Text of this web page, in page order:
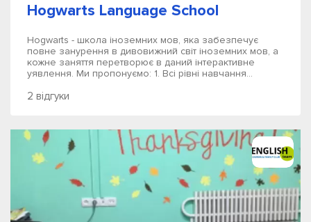
Hogwarts Language School
Hogwarts - школа іноземних мов, яка забезпечує
повне занурення в дивовижний світ іноземних мов, а
кожне заняття перетворює в даний інтерактивне
уявлення. Ми пропонуємо: 1. Всі рівні навчання...
2 відгуки